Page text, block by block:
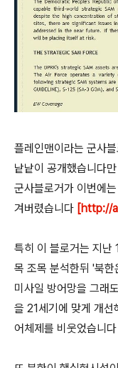
플레인맨이라는 군사
낱낱이 공개했습니다
군사블로거가 이번에
겨버렸습니다 [http://
특히 이 블로거는 지
목 조목 분석한뒤 '북
미사일 방어망을 그래
을 21세기에 맞게 개
어체제를 비웃었습니다